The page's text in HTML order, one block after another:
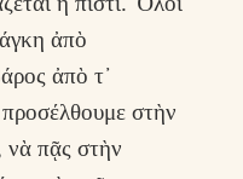
ἀπὸ
ἀπὸ τ᾽
στὴν
νὰ πᾷς στὴν